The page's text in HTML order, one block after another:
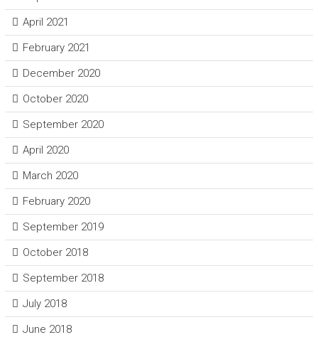
April 2021
February 2021
December 2020
October 2020
September 2020
April 2020
March 2020
February 2020
September 2019
October 2018
September 2018
July 2018
June 2018